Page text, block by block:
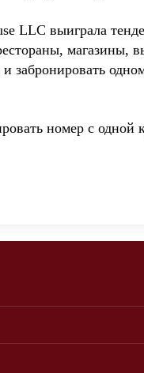
LLC выиграла
магазины,
забронировать
номер с